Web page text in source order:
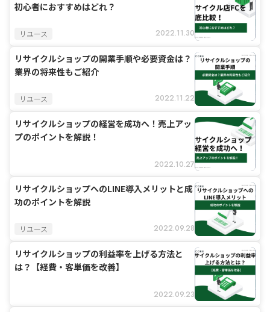
初心者におすすめはどれ？
リユース 2022.11.30
リサイクルショップの開業手順や必要資金は？
業界の将来性もご紹介
リユース 2022.11.22
リサイクルショップの経営を成功へ！売上アッ
プのポイントを解説！
2022.10.27
リサイクルショップへのLINE導入メリットと成
功のポイントを解説
リユース 2022.09.28
リサイクルショップの利益率を上げる方法と
は？【経費・客単価を改善】
2022.09.23